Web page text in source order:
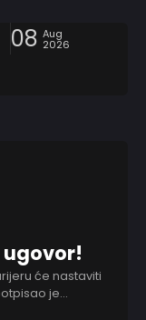
08 Aug
2026
će nastaviti
je
čime se